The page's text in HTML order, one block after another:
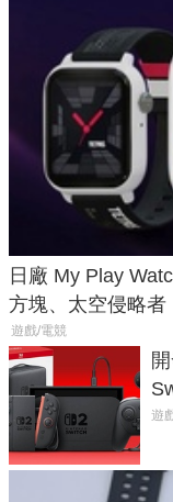
日廠 My Play
方塊、太空侵略者
遊戲/電競
戲
遊